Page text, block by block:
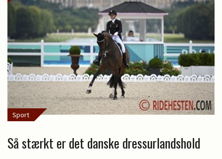
Sport
Så stærkt er det danske dressurlandshold